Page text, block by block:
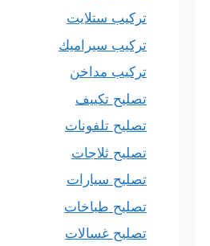
تركيب ستلايت
تركيب سيراميك
تركيب مداخن
تصليح تكييف
تصليح تلفونات
تصليح ثلاجات
تصليح سيارات
تصليح طباخات
تصليح غسالات